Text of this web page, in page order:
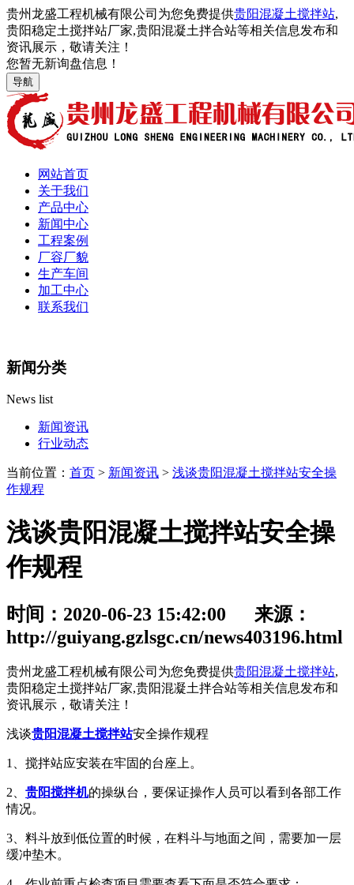
贵州龙盛工程机械有限公司为您免费提供贵阳混凝土搅拌站,
贵阳稳定土搅拌站厂家,贵阳混凝土拌合站等相关信息发布和
资讯展示，敬请关注！
您暂无新询盘信息！
导航
网站首页
关于我们
产品中心
新闻中心
工程案例
厂容厂貌
生产车间
加工中心
联系我们
新闻分类
News list
新闻资讯
行业动态
当前位置： 首页 > 新闻资讯 > 浅谈贵阳混凝土搅拌站安全操
作规程
浅谈贵阳混凝土搅拌站安全操
作规程
时间：2020-06-23 15:42:00 来源：
http://guiyang.gzlsgc.cn/news403196.html
贵州龙盛工程机械有限公司为您免费提供贵阳混凝土搅拌站,
贵阳稳定土搅拌站厂家,贵阳混凝土拌合站等相关信息发布和
资讯展示，敬请关注！
浅谈贵阳混凝土搅拌站安全操作规程
1、搅拌站应安装在牢固的台座上。
2、 贵阳搅拌机的操纵台，要保证操作人员可以看到各部工作
情况。
3、料斗放到低位置的时候，在料斗与地面之间，需要加一层
缓冲垫木。